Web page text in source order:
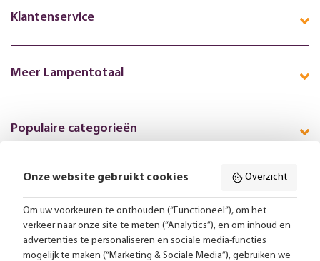
Klantenservice
Meer Lampentotaal
Populaire categorieën
Gratis bezorging vanaf 99,-
Onze website gebruikt cookies Overzicht
Om uw voorkeuren te onthouden (“Functioneel”), om het
verkeer naar onze site te meten (“Analytics”), en om inhoud en
advertenties te personaliseren en sociale media-functies
mogelijk te maken (“Marketing & Sociale Media”), gebruiken we